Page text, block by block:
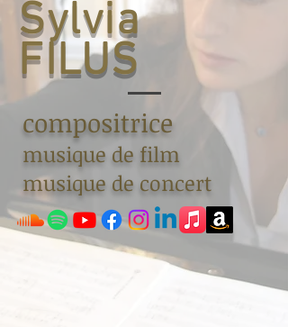
Sylvia
FILUS
compositrice
musique de film
musique de concert